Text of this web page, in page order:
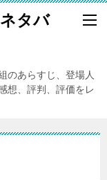
タバ
のあらすじ、登場人
想、評判、評価をレ